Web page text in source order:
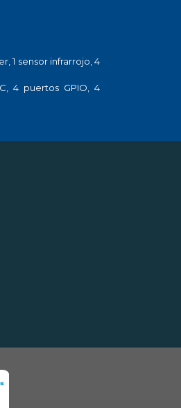
1 sensor infrarrojo, 4
4 puertos GPIO, 4